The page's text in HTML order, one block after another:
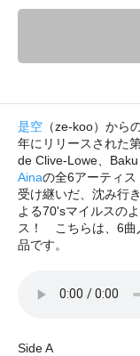
是空 （ze-koo）から
年にリリースされた
de Clive-Lowe、Baku
Ainaの全6アーティ
受け継いだ、沈み行
よる70'sマイルスの
ス！ こちらは、6曲
品です。
Side A